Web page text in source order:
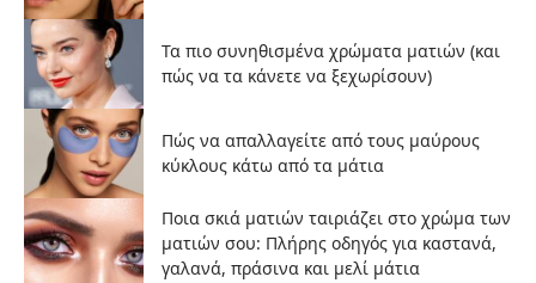
Τα πιο συνηθισμένα χρώματα ματιών (και
πώς να τα κάνετε να ξεχωρίσουν)
Πώς να απαλλαγείτε από τους μαύρους
κύκλους κάτω από τα μάτια
Ποια σκιά ματιών ταιριάζει στο χρώμα των
ματιών σου: Πλήρης οδηγός για καστανά,
γαλανά, πράσινα και μελί μάτια